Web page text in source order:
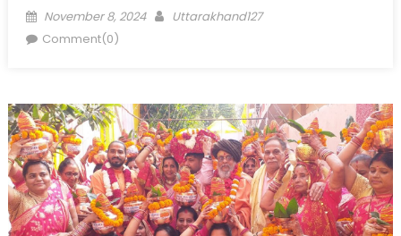
Posted
on
November 8, 2024 Author
Uttarakhand127
Comment(0)